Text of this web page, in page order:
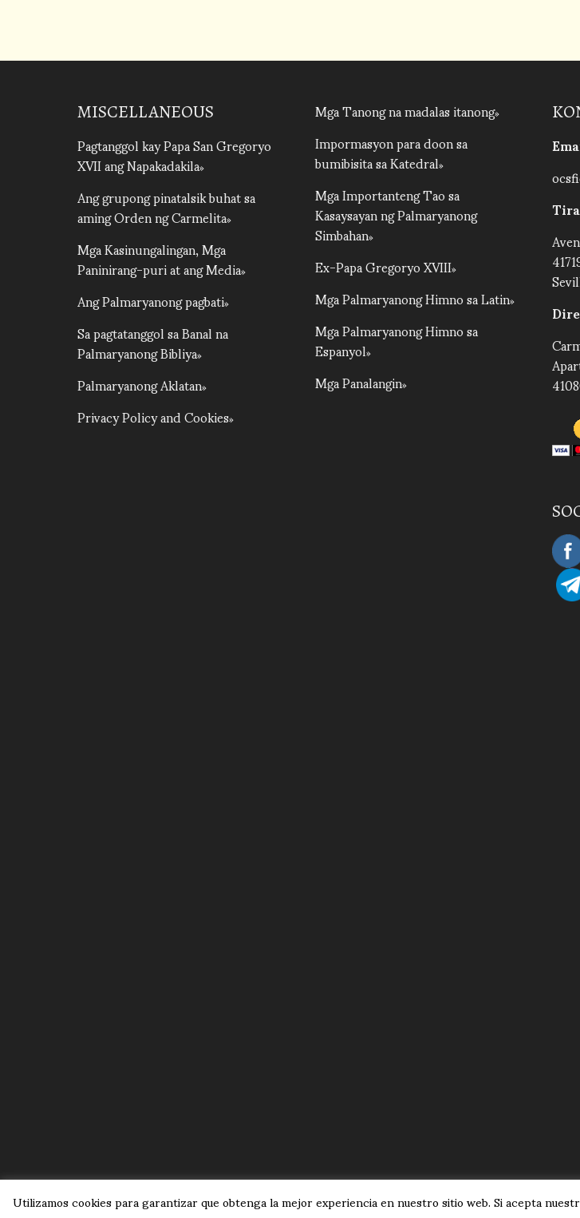
MISCELLANEOUS
Pagtanggol kay Papa San Gregoryo
XVII ang Napakadakila
Ang grupong pinatalsik buhat sa
aming Orden ng Carmelita
Mga Kasinungalingan, Mga
Paninirang-puri at ang Media
Ang Palmaryanong pagbati
Sa pagtatanggol sa Banal na
Palmaryanong Bibliya
Palmaryanong Aklatan
Privacy Policy and Cookies
Mga Tanong na madalas itanong
Impormasyon para doon sa
bumibisita sa Katedral
Mga Importanteng Tao sa
Kasaysayan ng Palmaryanong
Simbahan
Ex-Papa Gregoryo XVIII
Mga Palmaryanong Himno sa Latin
Mga Palmaryanong Himno sa
Espanyol
Mga Panalangin
Utilizamos cookies para garantizar que obtenga la mejor experiencia en nuestro sitio web. Si acepta